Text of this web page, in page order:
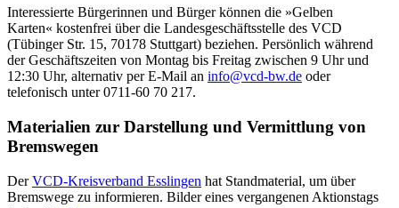
Interessierte Bürgerinnen und Bürger können die »Gelben
Karten« kostenfrei über die Landesgeschäftsstelle des VCD
(Tübinger Str. 15, 70178 Stuttgart) beziehen. Persönlich während
der Geschäftszeiten von Montag bis Freitag zwischen 9 Uhr und
12:30 Uhr, alternativ per E-Mail an info@vcd-bw.de oder
telefonisch unter 0711-60 70 217.
Materialien zur Darstellung und Vermittlung von
Bremswegen
DerVCD-Kreisverband Esslingen hat Standmaterial, um über
Bremswege zu informieren. Bilder eines vergangenen Aktionstags